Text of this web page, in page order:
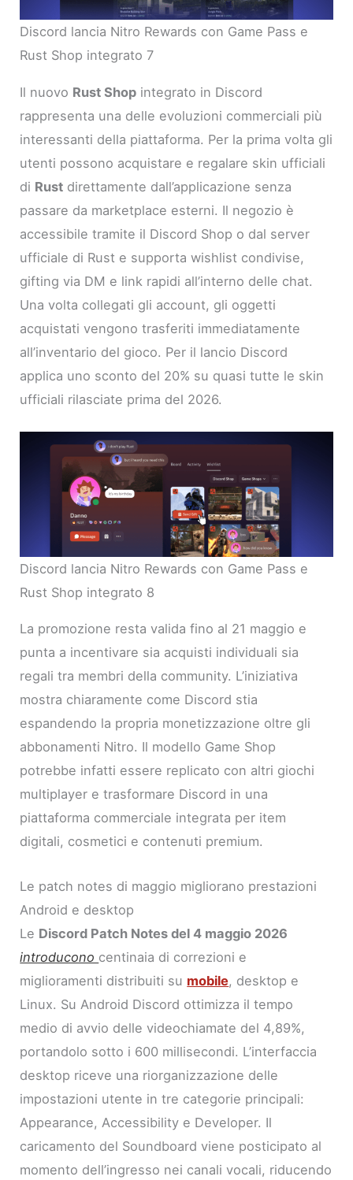
Discord lancia Nitro Rewards con Game Pass e
Rust Shop integrato 7
Il nuovo Rust Shop integrato in Discord
rappresenta una delle evoluzioni commerciali più
interessanti della piattaforma. Per la prima volta gli
utenti possono acquistare e regalare skin ufficiali
di Rust direttamente dall’applicazione senza
passare da marketplace esterni. Il negozio è
accessibile tramite il Discord Shop o dal server
ufficiale di Rust e supporta wishlist condivise,
gifting via DM e link rapidi all’interno delle chat.
Una volta collegati gli account, gli oggetti
acquistati vengono trasferiti immediatamente
all’inventario del gioco. Per il lancio Discord
applica uno sconto del 20% su quasi tutte le skin
ufficiali rilasciate prima del 2026.
Discord lancia Nitro Rewards con Game Pass e
Rust Shop integrato 8
La promozione resta valida fino al 21 maggio e
punta a incentivare sia acquisti individuali sia
regali tra membri della community. L’iniziativa
mostra chiaramente come Discord stia
espandendo la propria monetizzazione oltre gli
abbonamenti Nitro. Il modello Game Shop
potrebbe infatti essere replicato con altri giochi
multiplayer e trasformare Discord in una
piattaforma commerciale integrata per item
digitali, cosmetici e contenuti premium.
Le patch notes di maggio migliorano prestazioni
Android e desktop
Le Discord Patch Notes del 4 maggio 2026
introducono centinaia di correzioni e
miglioramenti distribuiti su mobile, desktop e
Linux. Su Android Discord ottimizza il tempo
medio di avvio delle videochiamate del 4,89%,
portandolo sotto i 600 millisecondi. L’interfaccia
desktop riceve una riorganizzazione delle
impostazioni utente in tre categorie principali:
Appearance, Accessibility e Developer. Il
caricamento del Soundboard viene posticipato al
momento dell’ingresso nei canali vocali, riducendo